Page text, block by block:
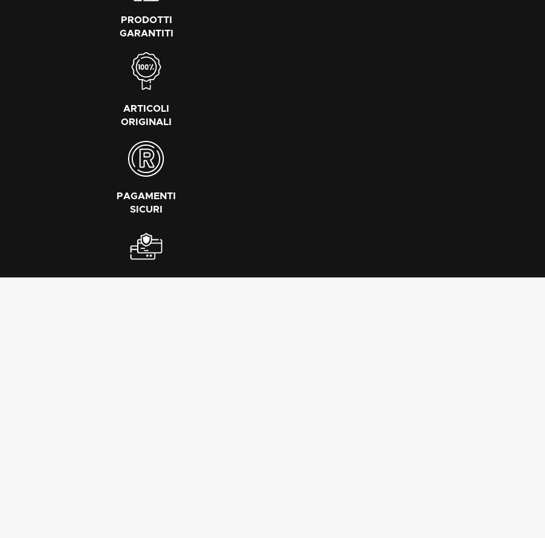
PRODOTTI
GARANTITI
ARTICOLI
ORIGINALI
PAGAMENTI
SICURI